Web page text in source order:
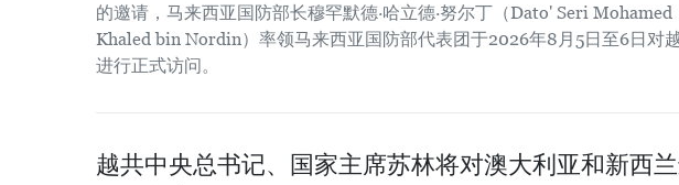
的邀请，马来西亚国防部长穆罕默德·哈立德·努尔丁（Dato' Seri Mohamed
Khaled bin Nordin）率领马来西亚国防部代表团于2026年8月5日至6日对
进行正式访问。
越共中央总书记、国家主席苏林将对澳大利亚和新西